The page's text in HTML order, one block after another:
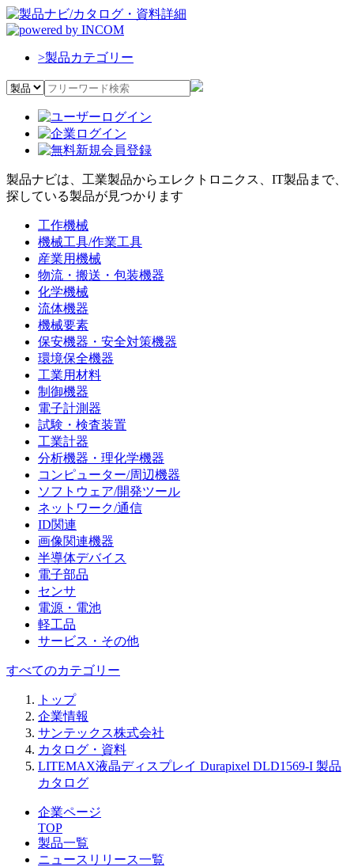
>製品カテゴリー
製品ナビは、工業製品からエレクトロニクス、IT製品まで、
探している製品が見つかります
工作機械
機械工具/作業工具
産業用機械
物流・搬送・包装機器
化学機械
流体機器
機械要素
保安機器・安全対策機器
環境保全機器
工業用材料
制御機器
電子計測器
試験・検査装置
工業計器
分析機器・理化学機器
コンピューター/周辺機器
ソフトウェア/開発ツール
ネットワーク/通信
ID関連
画像関連機器
半導体デバイス
電子部品
センサ
電源・電池
軽工品
サービス・その他
すべてのカテゴリー
トップ
企業情報
サンテックス株式会社
カタログ・資料
LITEMAX液晶ディスプレイ Durapixel DLD1569-I 製品
カタログ
企業ページ
TOP
製品一覧
ニュースリリース一覧